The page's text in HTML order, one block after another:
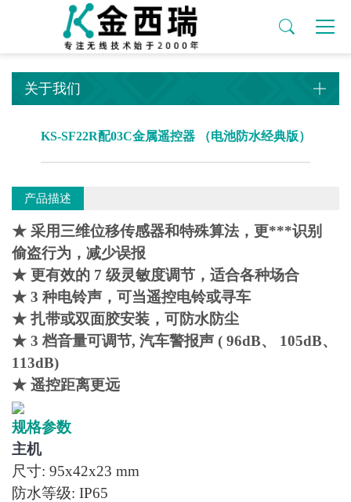
关于我们
工厂名片
简体中文
物联网方案
工厂设备
联系我们
产品中心 安防系列
自行车刹车尾灯
感应迎宾门铃
无线门铃
遥控器配件
无线探头
无线开关
无线开关
无边框开关套装系列
小面板开关套装
美式开关套装
Wifi双模开关套装
厂房设备
新闻资讯
行业动态
关于我们
KS-SF22R配03C金属遥控器 （电池防水经典版）
产品描述
★ 采用三维位移传感器和特殊算法，更***识别
偷盗行为，减少误报
★ 更有效的 7 级灵敏度调节，适合各种场合
★ 3 种电铃声，可当遥控电铃或寻车
★ 扎带或双面胶安装，可防水防尘
★ 3 档音量可调节, 汽车警报声 ( 96dB、 105dB、
113dB)
★ 遥控距离更远
规格参数
主机
尺寸: 95x42x23 mm
防水等级: IP65